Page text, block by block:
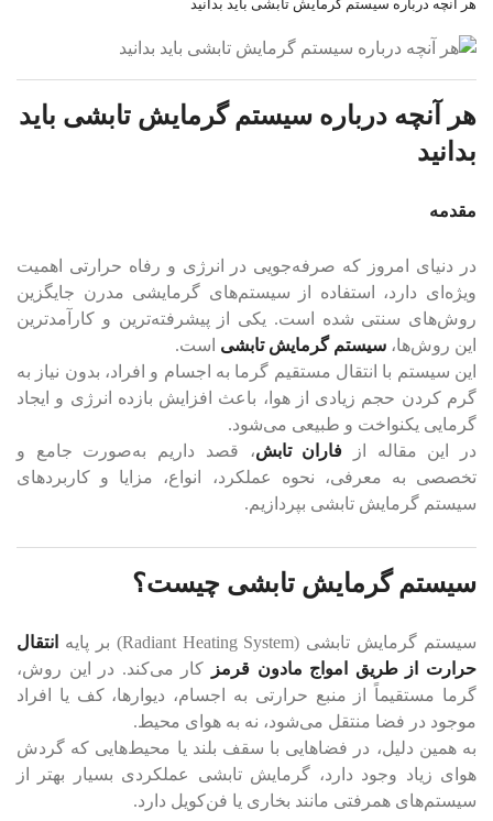
هر آنچه درباره سیستم گرمایش تابشی باید بدانید
هر آنچه درباره سیستم گرمایش تابشی باید
بدانید
مقدمه
در دنیای امروز که صرفه‌جویی در انرژی و رفاه حرارتی اهمیت
ویژه‌ای دارد، استفاده از سیستم‌های گرمایشی مدرن جایگزین
روش‌های سنتی شده است. یکی از پیشرفته‌ترین و کارآمدترین
این روش‌ها، سیستم گرمایش تابشی است.
این سیستم با انتقال مستقیم گرما به اجسام و افراد، بدون نیاز به
گرم کردن حجم زیادی از هوا، باعث افزایش بازده انرژی و ایجاد
گرمایی یکنواخت و طبیعی می‌شود.
در این مقاله از فاران تابش، قصد داریم به‌صورت جامع و
تخصصی به معرفی، نحوه عملکرد، انواع، مزایا و کاربردهای
سیستم گرمایش تابشی بپردازیم.
سیستم گرمایش تابشی چیست؟
سیستم گرمایش تابشی (Radiant Heating System) بر پایه
انتقال
حرارت از طریق امواج مادون قرمز
کار می‌کند. در این روش،
گرما مستقیماً از منبع حرارتی به اجسام، دیوارها، کف یا افراد
موجود در فضا منتقل می‌شود، نه به هوای محیط.
به همین دلیل، در فضاهایی با سقف بلند یا محیط‌هایی که گردش
هوای زیاد وجود دارد، گرمایش تابشی عملکردی بسیار بهتر از
سیستم‌های همرفتی مانند بخاری یا فن‌کویل دارد.